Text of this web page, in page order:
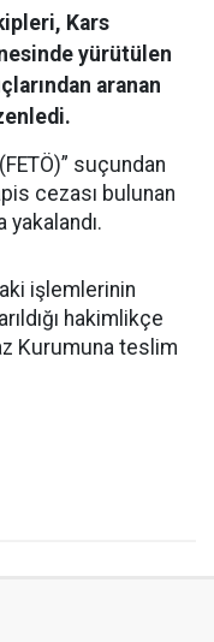
Kars
yürütülen
aranan
suçundan
cezası bulunan
işlemlerinin
hakimlikçe
Kurumuna teslim